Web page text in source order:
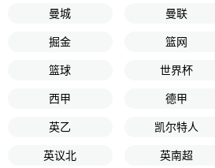
曼城 曼联
掘金 篮网
篮球 世界杯
西甲 德甲
英乙 凯尔特人
英议北 英南超